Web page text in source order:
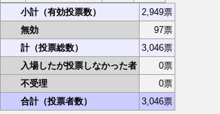
小計（有効投票数）
2,949票
無効
97票
計（投票総数）
3,046票
入場したが投票しなかった者
0票
不受理
0票
合計（投票者数）
3,046票